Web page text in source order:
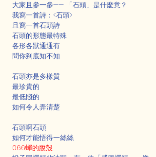
大家且參一參—— 「石頭」是什麼意？
我寫一首詩：<石頭>
且寫一首石頭詩
石頭的形態最特殊
各形各狀通通有
問你到底知不知
石頭亦是多樣質
最珍貴的
最低賤的
如何令人弄清楚
石頭啊石頭
如何才能悟得一絲絲
066蟬的脫殼